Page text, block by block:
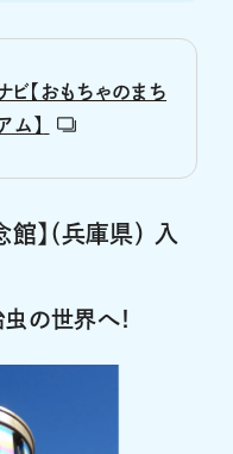
ビ【おもちゃのまち
ム】
】（兵庫県） 入
の世界へ！